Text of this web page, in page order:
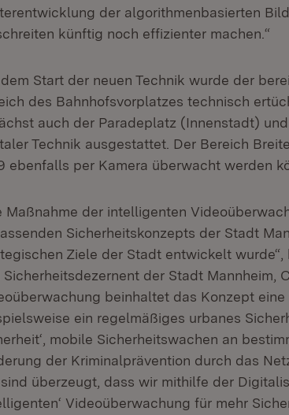
der algorithmenbasierten
künftig noch effizienter machen.“
Start der neuen Technik wurde der
des Bahnhofsvorplatzes technisch
auch der Paradeplatz (Innenstadt)
Technik ausgestattet. Der Bereich
ebenfalls per Kamera überwacht werden
Maßnahme der intelligenten
Sicherheitskonzepts der Stadt
Ziele der Stadt entwickelt
Sicherheitsdezernent der Stadt Mannheim,
beinhaltet das Konzept
ein regelmäßiges urbanes
mobile Sicherheitswachen an
der Kriminalprävention durch das
überzeugt, dass wir mithilfe der
Videoüberwachung für mehr